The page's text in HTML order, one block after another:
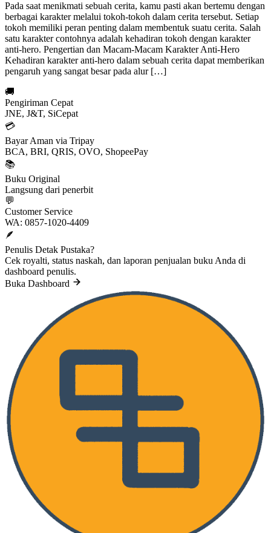
Pada saat menikmati sebuah cerita, kamu pasti akan bertemu dengan
berbagai karakter melalui tokoh-tokoh dalam cerita tersebut. Setiap
tokoh memiliki peran penting dalam membentuk suatu cerita. Salah
satu karakter contohnya adalah kehadiran tokoh dengan karakter
anti-hero. Pengertian dan Macam-Macam Karakter Anti-Hero
Kehadiran karakter anti-hero dalam sebuah cerita dapat memberikan
pengaruh yang sangat besar pada alur […]
🚚
Pengiriman Cepat
JNE, J&T, SiCepat
💳
Bayar Aman via Tripay
BCA, BRI, QRIS, OVO, ShopeePay
📚
Buku Original
Langsung dari penerbit
💬
Customer Service
WA: 0857-1020-4409
🪶
Penulis Detak Pustaka?
Cek royalti, status naskah, dan laporan penjualan buku Anda di
dashboard penulis.
Buka Dashboard